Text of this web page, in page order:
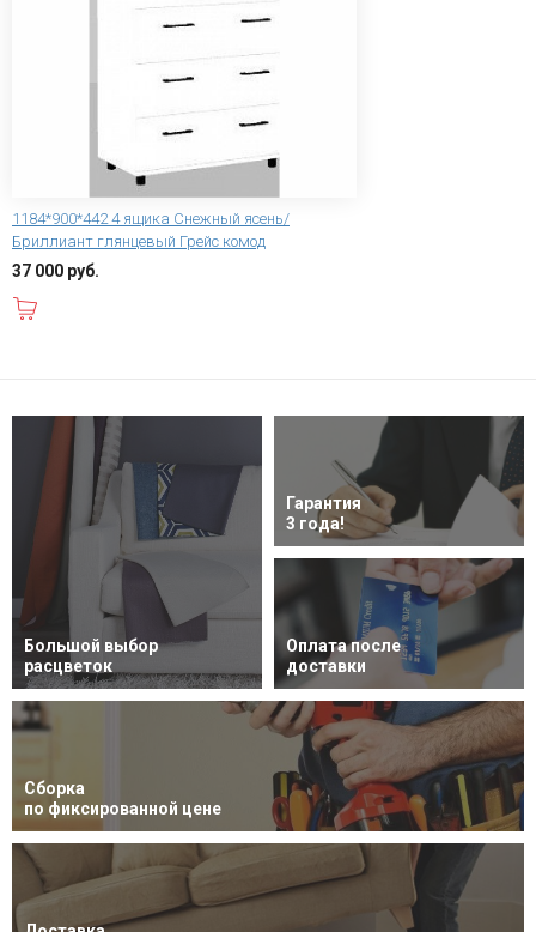
1184*900*442 4 ящика Снежный ясень/
Бриллиант глянцевый Грейс комод
37 000 руб.
Большой выбор
расцветок
Гарантия
3 года!
Оплата после
доставки
Сборка
по фиксированной цене